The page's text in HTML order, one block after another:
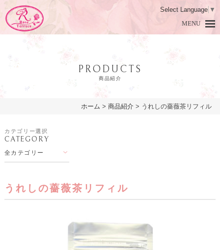
Select Language ▼
MENU
DAMASK ROSE
PRODUCTS 商品紹介
LESSON アロマ教室
PRODUCTS
商品紹介
ホーム >商品紹介 > うれしの薔薇茶リフィル
カテゴリー選択
CATEGORY
全カテゴリー
うれしの薔薇茶リフィル